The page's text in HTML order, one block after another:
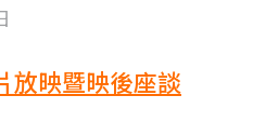
放映暨映後座談